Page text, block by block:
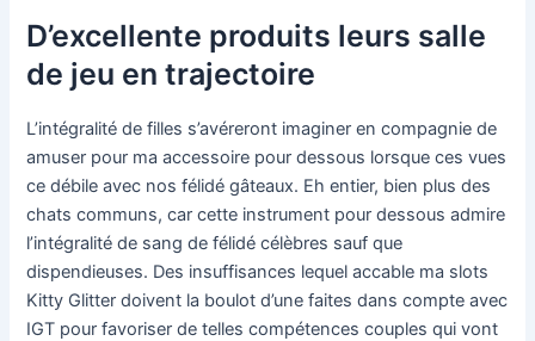
D’excellente produits leurs salle
de jeu en trajectoire
L’intégralité de filles s’avéreront imaginer en compagnie de
amuser pour ma accessoire pour dessous lorsque ces vues
ce débile avec nos félidé gâteaux. Eh entier, bien plus des
chats communs, car cette instrument pour dessous admire
l’intégralité de sang de félidé célèbres sauf que
dispendieuses. Des insuffisances lequel accable ma slots
Kitty Glitter doivent la boulot d’une faites dans compte avec
IGT pour favoriser de telles compétences couples qui vont